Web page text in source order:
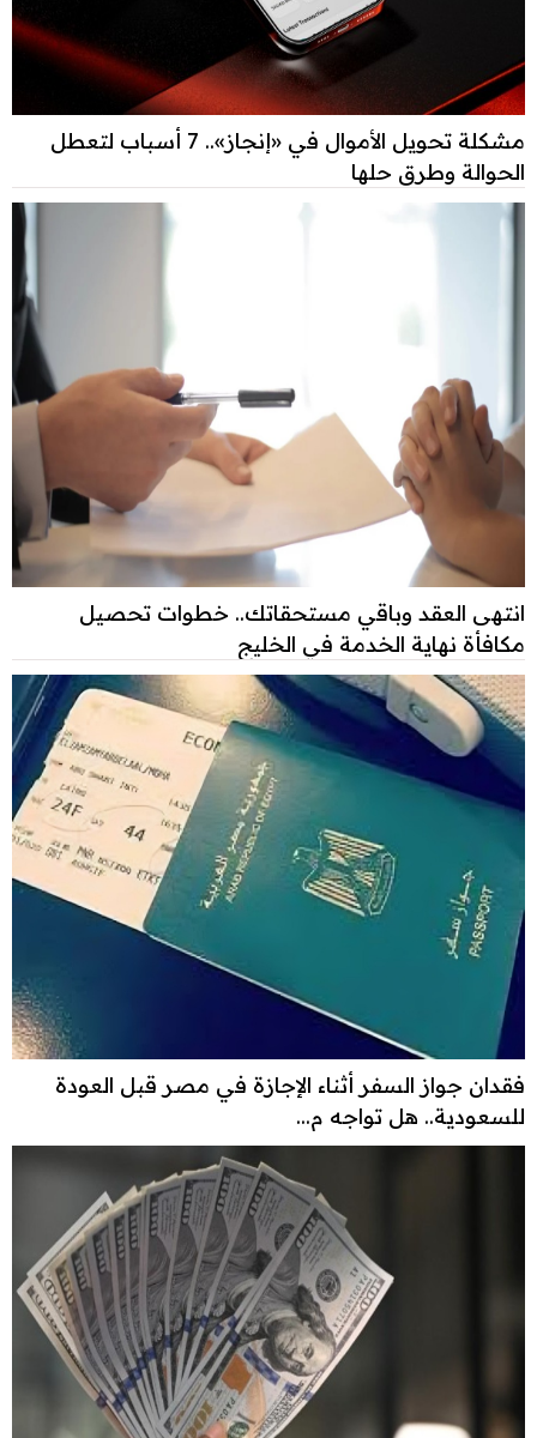
مشكلة تحويل الأموال في «إنجاز».. 7 أسباب لتعطل
الحوالة وطرق حلها
انتهى العقد وباقي مستحقاتك.. خطوات تحصيل
مكافأة نهاية الخدمة في الخليج
فقدان جواز السفر أثناء الإجازة في مصر قبل العودة
للسعودية.. هل تواجه م...